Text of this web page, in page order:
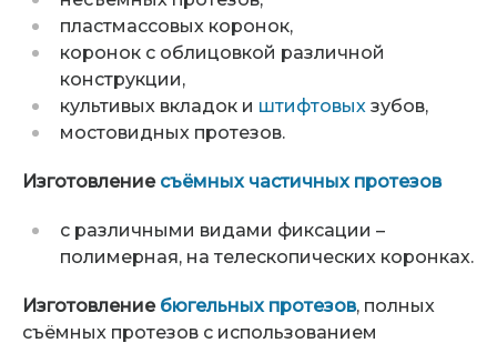
пластмассовых коронок,
коронок с облицовкой различной
конструкции,
культивых вкладок и штифтовыхзубов,
мостовидных протезов.
Изготовление съёмных частичных протезов
с различными видами фиксации –
полимерная, на телескопических коронках.
Изготовление бюгельных протезов, полных
съёмных протезов с использованием